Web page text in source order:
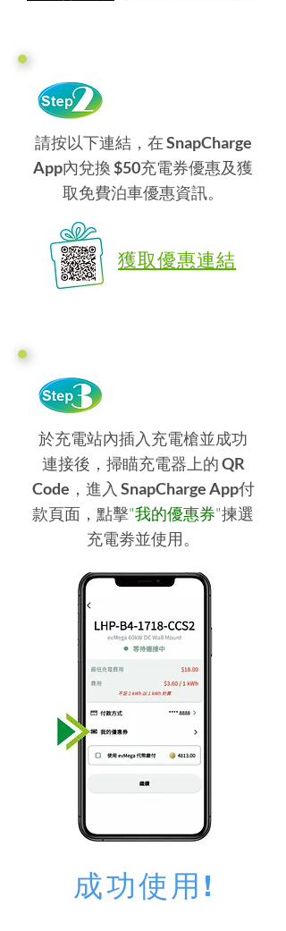
請按以下連結，在SnapCharge
App內兌換$50充電券優惠及獲
取免費泊車優惠資訊。
獲取優惠連結
於充電站內插入充電槍並成功
連接後，掃瞄充電器上的QR
Code ，進入 SnapCharge App付
款頁面，點擊"我的優惠券"揀選
充電劵並使用。
成功使用!